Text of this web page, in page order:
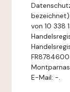
von 10 338
E-Mail: -.